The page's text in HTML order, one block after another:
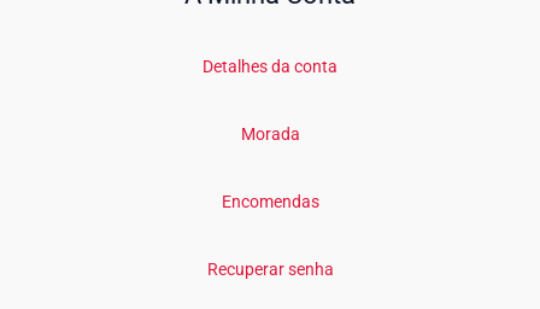
Detalhes da conta
Morada
Encomendas
Recuperar senha